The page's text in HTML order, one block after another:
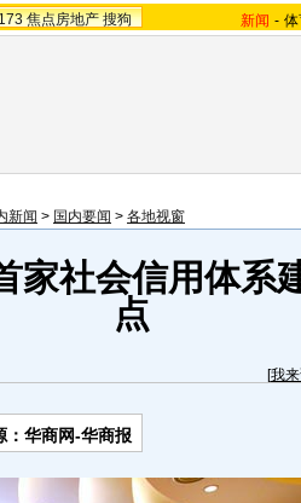
焦点房地产 搜狗 新闻 -
新闻 > 国内要闻 > 各地视窗
家社会信用体系
点
[我
：华商网-华商报